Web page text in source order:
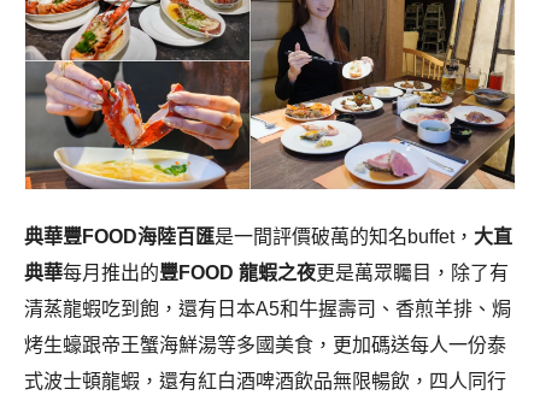
典華豐FOOD海陸百匯是一間評價破萬的知名buffet， 大直
典華每月推出的豐FOOD 龍蝦之夜更是萬眾矚目，除了有
清蒸龍蝦吃到飽，還有日本A5和牛握壽司、香煎羊排、焗
烤生蠔跟帝王蟹海鮮湯等多國美食，更加碼送每人一份泰
式波士頓龍蝦，還有紅白酒啤酒飲品無限暢飲，四人同行